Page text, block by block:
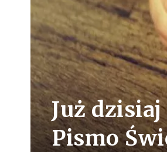
Już
Pismo